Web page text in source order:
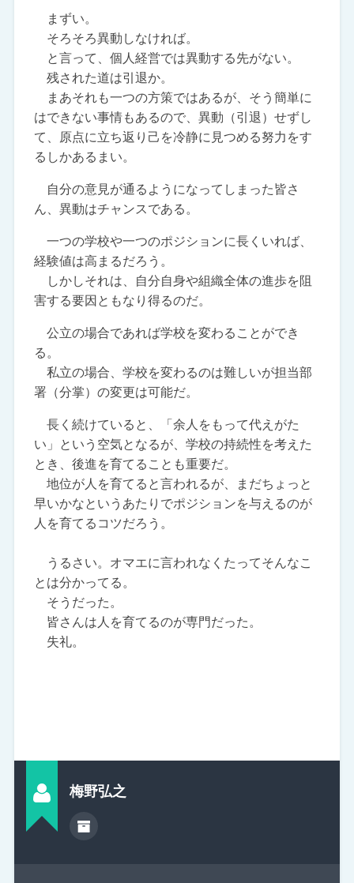
まずい。
そろそろ異動しなければ。
と言って、個人経営では異動する先がない。
残された道は引退か。
まあそれも一つの方策ではあるが、そう簡単に
はできない事情もあるので、異動（引退）せずし
て、原点に立ち返り己を冷静に見つめる努力をす
るしかあるまい。
自分の意見が通るようになってしまった皆さ
ん、異動はチャンスである。
一つの学校や一つのポジションに長くいれば、
経験値は高まるだろう。
しかしそれは、自分自身や組織全体の進歩を阻
害する要因ともなり得るのだ。
公立の場合であれば学校を変わることができ
る。
私立の場合、学校を変わるのは難しいが担当部
署（分掌）の変更は可能だ。
長く続けていると、「余人をもって代えがた
い」という空気となるが、学校の持続性を考えた
とき、後進を育てることも重要だ。
地位が人を育てると言われるが、まだちょっと
早いかなというあたりでポジションを与えるのが
人を育てるコツだろう。
うるさい。オマエに言われなくたってそんなこ
とは分かってる。
そうだった。
皆さんは人を育てるのが専門だった。
失礼。
梅野弘之